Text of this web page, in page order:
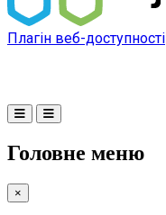
Плагін веб-доступності
Головне меню
×